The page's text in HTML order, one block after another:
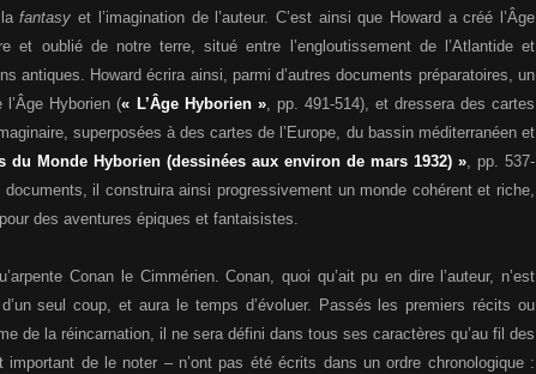
lafantasy et l’imagination de l’auteur. C’est ainsi que Howard a créé l’Âge
et oublié de notre terre, situé entre l’engloutissement de l’Atlantide et
antiques. Howard écrira ainsi, parmi d’autres documents préparatoires, un
l’Âge Hyborien (« L’Âge Hyborien », pp. 491-514), et dressera des cartes
superposées à des cartes de l’Europe, du bassin méditerranéen et
du Monde Hyborien (dessinées aux environ de mars 1932) », pp. 537-
il construira ainsi progressivement un monde cohérent et riche,
des aventures épiques et fantaisistes.
Conan le Cimmérien. Conan, quoi qu’ait pu en dire l’auteur, n’est
seul coup, et aura le temps d’évoluer. Passés les premiers récits ou
de la réincarnation, il ne sera défini dans tous ses caractères qu’au fil des
de le noter – n’ont pas été écrits dans un ordre chronologique :